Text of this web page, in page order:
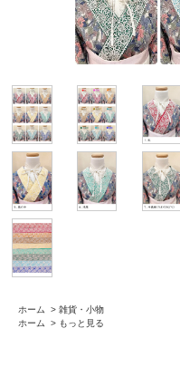
ホーム > 雑貨・小物
ホーム
> もっと見る